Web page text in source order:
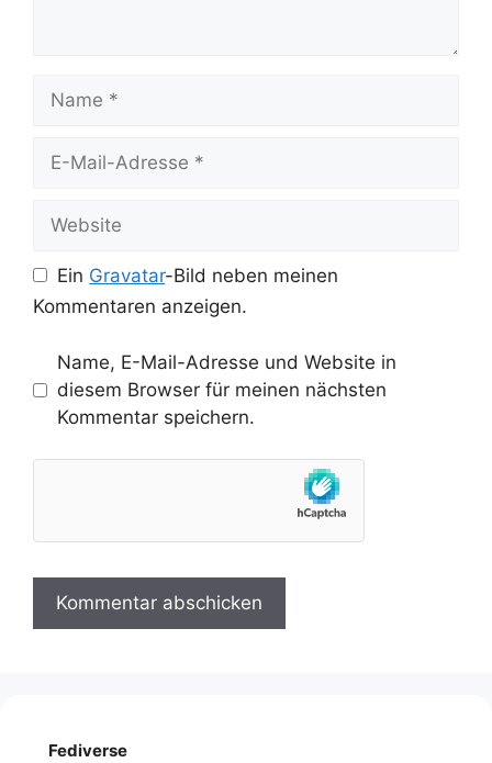
Name
Website
Ein Gravatar-Bild neben meinen
Kommentaren anzeigen.
Name, E-Mail-Adresse und Website in
diesem Browser für meinen nächsten
Kommentar speichern.
Fediverse